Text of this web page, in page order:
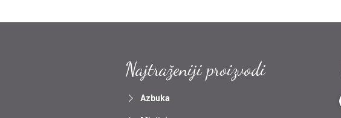
Najtraženiji proizvodi
Azbuka